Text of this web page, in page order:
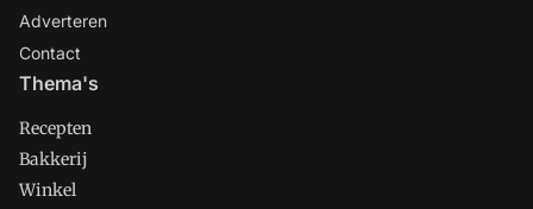
Adverteren
Contact
Thema's
Recepten
Bakkerij
Winkel